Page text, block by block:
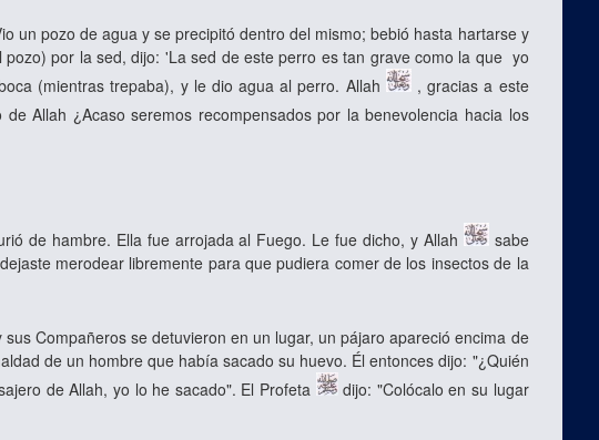
un pozo de agua y se precipitó dentro del mismo; bebió hasta hartarse y
por la sed, dijo: 'La sed de este perro es tan grave como la que yo
(mientras trepaba), y le dio agua al perro. Allah
, gracias a este
de Allah ¿Acaso seremos recompensados por la benevolencia hacia los
de hambre. Ella fue arrojada al Fuego. Le fue dicho, y Allah
sabe
merodear libremente para que pudiera comer de los insectos de la
Compañeros se detuvieron en un lugar, un pájaro apareció encima de
de un hombre que había sacado su huevo. Él entonces dijo: "¿Quién
de Allah, yo lo he sacado". El Profeta
dijo: "Colócalo en su lugar